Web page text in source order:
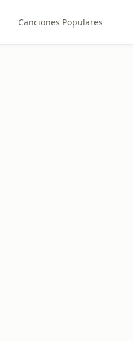
Canciones Populares